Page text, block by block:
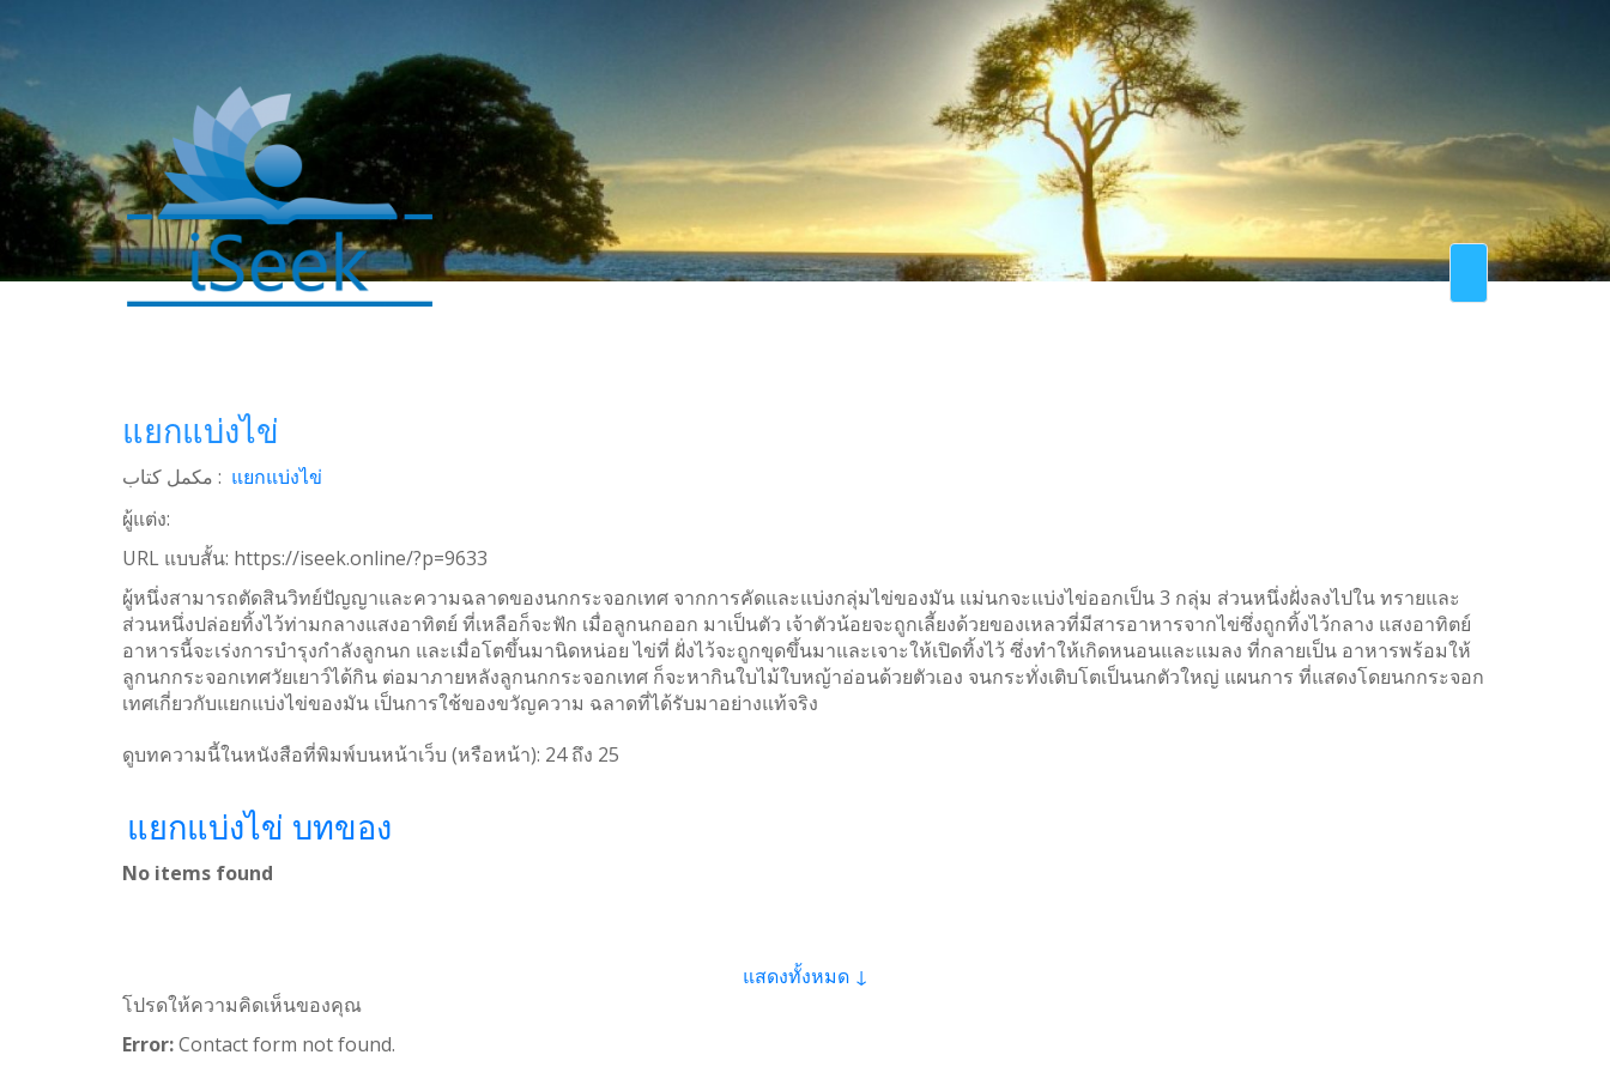
แยกแบ่งไข่
مکمل کتاب : แยกแบ่งไข่
ผู้แต่ง:
URL แบบสั้น: https://iseek.online/?p=9633
ผู้หนึ่งสามารถตัดสินวิทย์ปัญญาและความฉลาดของนกกระจอกเทศ จากการคัดและแบ่งกลุ่มไข่ของมัน แม่นกจะแบ่งไข่ออกเป็น 3 กลุ่ม ส่วนหนึ่งฝั่งลงไปใน ทรายและ
ส่วนหนึ่งปล่อยทิ้งไว้ท่ามกลางแสงอาทิตย์ ที่เหลือก็จะฟัก เมื่อลูกนกออก มาเป็นตัว เจ้าตัวน้อยจะถูกเลี้ยงด้วยของเหลวที่มีสารอาหารจากไข่ซึ่งถูกทิ้งไว้กลาง แสงอาทิตย์
อาหารนี้จะเร่งการบำรุงกำลังลูกนก และเมื่อโตขึ้นมานิดหน่อย ไข่ที่ ฝั่งไว้จะถูกขุดขึ้นมาและเจาะให้เปิดทิ้งไว้ ซึ่งทำให้เกิดหนอนและแมลง ที่กลายเป็น อาหารพร้อมให้
ลูกนกกระจอกเทศวัยเยาว์ได้กิน ต่อมาภายหลังลูกนกกระจอกเทศ ก็จะหากินใบไม้ใบหญ้าอ่อนด้วยตัวเอง จนกระทั่งเติบโตเป็นนกตัวใหญ่ แผนการ ที่แสดงโดยนกกระจอก
เทศเกี่ยวกับแยกแบ่งไข่ของมัน เป็นการใช้ของขวัญความ ฉลาดที่ได้รับมาอย่างแท้จริง
ดูบทความนี้ในหนังสือที่พิมพ์บนหน้าเว็บ (หรือหน้า): 24ถึง 25
แยกแบ่งไข่ บทของ
No items found
แสดงทั้งหมด ↓
โปรดให้ความคิดเห็นของคุณ
Error:Contact form not found.
Facebook
WhatsApp